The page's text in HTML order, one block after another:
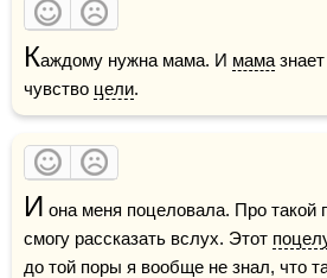
Каждому нужна мама. И мама
чувство цели.
И она меня поцеловала. Про такой
смогу рассказать вслух. Этот
до той поры я вообще не знал, что